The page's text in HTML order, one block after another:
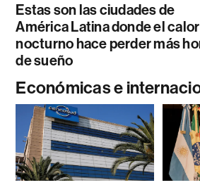
Estas son las ciudades de
América Latina donde el calor
nocturno hace perder más
de sueño
Económicas e